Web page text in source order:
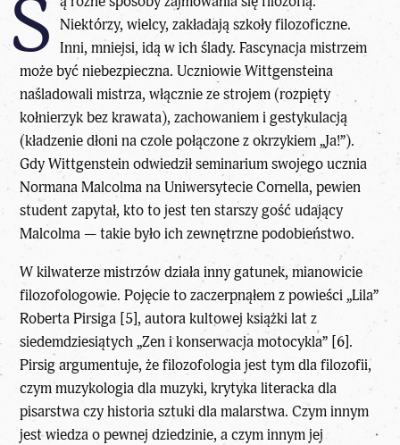
S Niektórzy, wielcy, zakładają szkoły filozoficzne.
Inni, mniejsi, idą w ich ślady. Fascynacja mistrzem
może być niebezpieczna. Uczniowie Wittgensteina
naśladowali mistrza, włącznie ze strojem (rozpięty
kołnierzyk bez krawata), zachowaniem i gestykulacją
(kładzenie dłoni na czole połączone z okrzykiem „Ja!”).
Gdy Wittgenstein odwiedził seminarium swojego ucznia
Normana Malcolma na Uniwersytecie Cornella, pewien
student zapytał, kto to jest ten starszy gość udający
Malcolma — takie było ich zewnętrzne podobieństwo.
W kilwaterze mistrzów działa inny gatunek, mianowicie
filozofologowie. Pojęcie to zaczerpnąłem z powieści „Lila”
Roberta Pirsiga [5], autora kultowej książki lat z
siedemdziesiątych „Zen i konserwacja motocykla” [6].
Pirsig argumentuje, że filozofologia jest tym dla filozofii,
czym muzykologia dla muzyki, krytyka literacka dla
pisarstwa czy historia sztuki dla malarstwa. Czym innym
jest wiedza o pewnej dziedzinie, a czym innym jej